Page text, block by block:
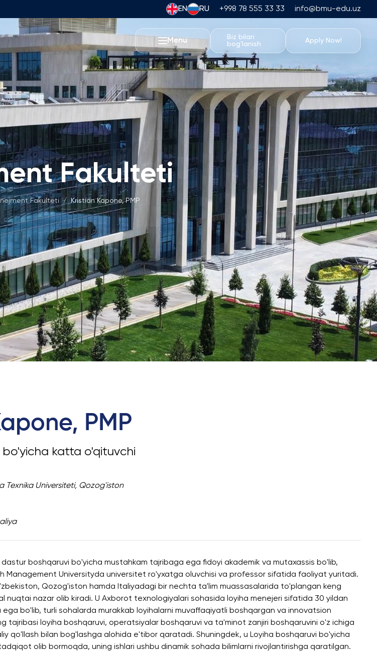
EN RU +998 78 555 33 33 info@bmu-edu.uz
Menu
Biz bilan
bog'lanish
Apply Now!
O'quv Dasturlari
Foundation Dasturi
Dastur Tuzilmasi
Ariza va To'lovlar
Matematika Kirish Imtihonlari
Bakalavriat Dasturlari
Izoh
Ariza va To'lovlar
Magistratura
Izoh
Ariza va To'lovlar
Tayyorlov Kurslari
Pre-Master’s Dasturi
Excel Expert va Power BI Data Analyst
imtihoniga tayyorgarlik
Sun'iy Intellekt va Biznes Informatikasi
bilan Raqamli Rahbarlik
PMI Sertifikatsiyasi
PDU Kursi
Akademik Sayohatlar
Universitet Kampusi
Akademik Imkoniyatlar
Sport Inshootlari
Turar-joy va Ovqatlanish
Talabalar Hayoti
Students' Union
Talaba Klublari
Psixologiya va Farovonlik Bo'limi
Yangiliklar
Maqolalar
Foto Galereya
BMUga Tashrif
Fakulteti
Fakulteti / Kristian Kapone, PMP
PMP
bo'yicha katta o'qituvchi
Texnika Universiteti, Qozog'iston
boshqaruvi bo'yicha mustahkam tajribaga ega fidoyi akademik va mutaxassis bo'lib,
Management Universityda universitet ro'yxatga oluvchisi va professor sifatida faoliyat yuritadi.
Qozog'iston hamda Italiyadagi bir nechta ta'lim muassasalarida to'plangan keng
nuqtai nazar olib kiradi. U Axborot texnologiyalari sohasida loyiha menejeri sifatida 30 yildan
bo'lib, turli sohalarda murakkab loyihalarni muvaffaqiyatli boshqargan va innovatsion
tajribasi loyiha boshqaruvi, operatsiyalar boshqaruvi va ta'minot zanjiri boshqaruvini o'z ichiga
qo'llash bilan bog'lashga alohida e'tibor qaratadi. Shuningdek, u Loyiha boshqaruvi bo'yicha
olib bormoqda, uning ishlari ushbu dinamik sohada bilimlarni rivojlantirishga qaratilgan.